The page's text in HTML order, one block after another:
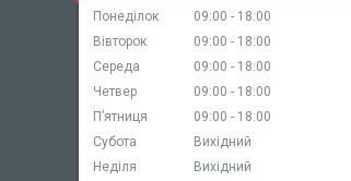
Понеділок 09:00
18:00
Вівторок
09:00
18:00
Середа
09:00
18:00
Четвер
09:00
18:00
Пʼятниця
09:00
18:00
Субота
Вихідний
Неділя
Вихідний